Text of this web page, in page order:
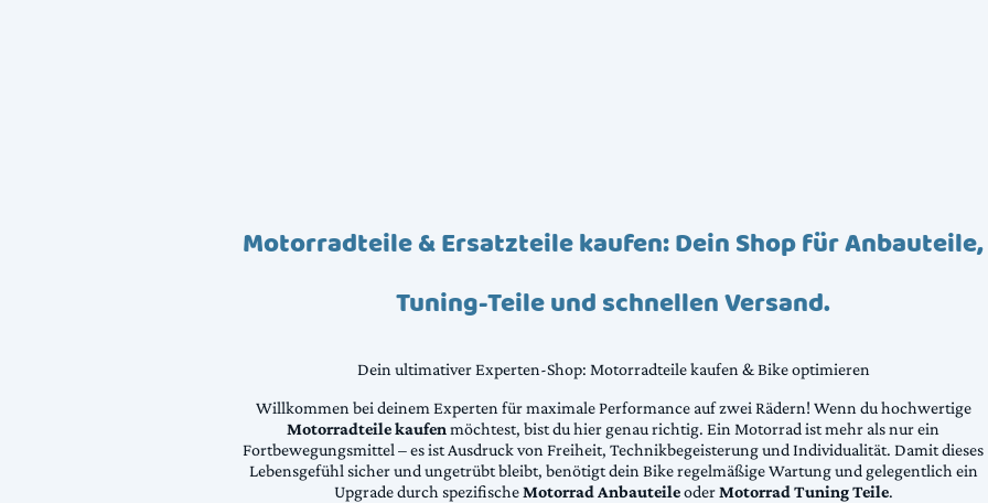
Motorradteile & Ersatzteile kaufen: Dein Shop für Anbauteile,
Tuning-Teile und schnellen Versand.
Dein ultimativer Experten-Shop: Motorradteile kaufen & Bike optimieren
Willkommen bei deinem Experten für maximale Performance auf zwei Rädern! Wenn du hochwertige
Motorradteile kaufenmöchtest, bist du hier genau richtig. Ein Motorrad ist mehr als nur ein
Fortbewegungsmittel – es ist Ausdruck von Freiheit, Technikbegeisterung und Individualität. Damit dieses
Lebensgefühl sicher und ungetrübt bleibt, benötigt dein Bike regelmäßige Wartung und gelegentlich ein
Upgrade durch spezifischeMotorrad AnbauteileoderMotorrad Tuning Teile.